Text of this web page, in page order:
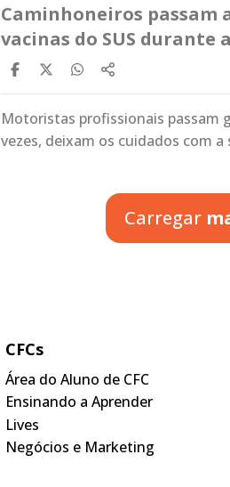
Caminhoneiros passam
vacinas do SUS durante
Motoristas profissionais passam
vezes, deixam os cuidados com
Carregar
CFCs
Área do Aluno de CFC
Ensinando a Aprender
Lives
Negócios e Marketing